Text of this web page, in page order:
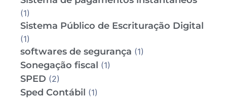
(1)
Sistema Público de Escrituração Digital
(1)
softwares de segurança (1)
Sonegação fiscal (1)
SPED (2)
Sped Contábil (1)